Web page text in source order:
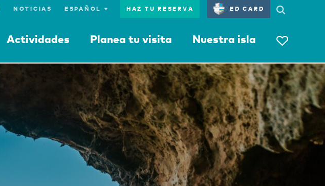
NOTICIAS HAZ TU RESERVA ED CARD
Actividades Planea tu visita Nuestra isla